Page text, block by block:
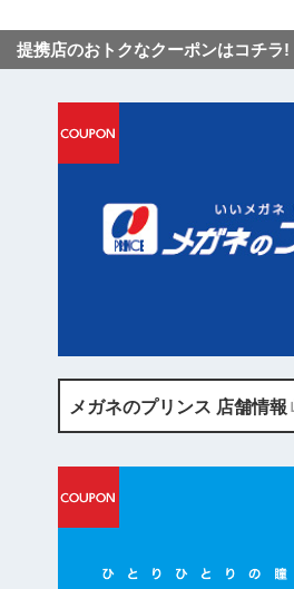
ッ
提携店のおトクなクーポンはコチラ!
メガネのプリンス 店舗情報